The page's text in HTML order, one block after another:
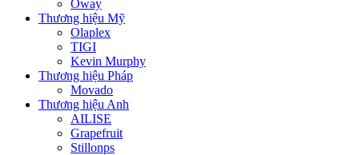
Oway
Thương hiệu Mỹ
Olaplex
TIGI
Kevin Murphy
Thương hiệu Pháp
Movado
Thương hiệu Anh
AILISE
Grapefruit
Stillonps